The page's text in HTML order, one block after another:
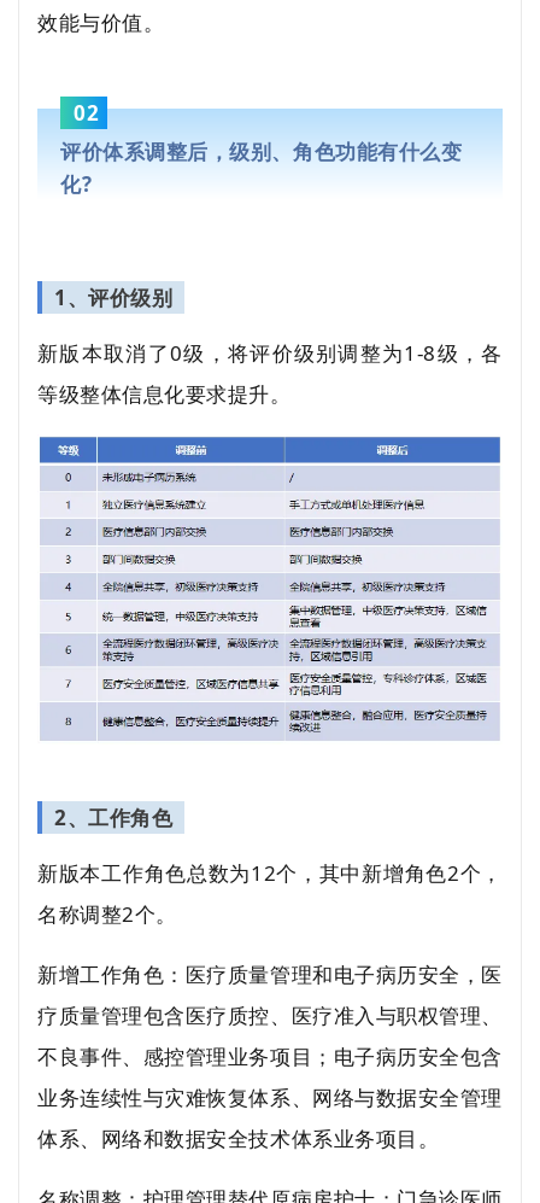
效能与价值。
02
评价体系调整后，级别、角色功能有什么变
化?
1、评价级别
新版本取消了0级，将评价级别调整为1-8级，各
等级整体信息化要求提升。
2、工作角色
新版本工作角色总数为12个，其中新增角色2个，
名称调整2个。
新增工作角色：医疗质量管理和电子病历安全，医
疗质量管理包含医疗质控、医疗准入与职权管理、
不良事件、感控管理业务项目；电子病历安全包含
业务连续性与灾难恢复体系、网络与数据安全管理
体系、网络和数据安全技术体系业务项目。